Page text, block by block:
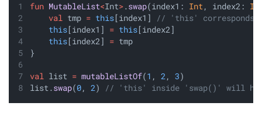
fun MutableList<Int>.swap(index1: Int, index2:
val tmp = this[index1] // 'this'
this[index1] = this[index2]
this[index2] = tmp
}
val list = mutableListOf(1 , 2, 3)
list.swap(0, 2) // 'this' inside 'swap()' will